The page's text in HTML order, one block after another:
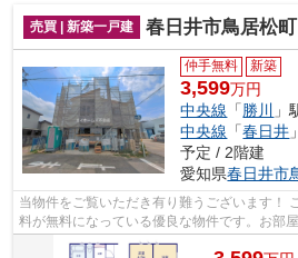
売買 | 新築一戸建 春日井市鳥居松町２丁目103-1
仲手無料 新築
3,599万円
中央線 「勝川 」
中央線 「春日井
予定 / 2階建
愛知県春日井市
当物件をご覧いただき有り難うございます！
料が無料になっている優良な物件です。お部
せて頂きますのでお気軽にお問合せ下...